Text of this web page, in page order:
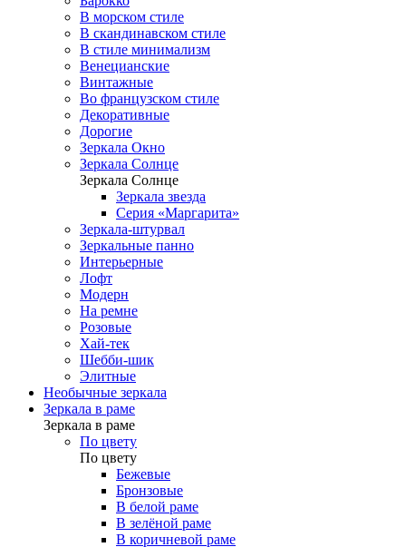
В морском стиле
В скандинавском стиле
В стиле минимализм
Венецианские
Винтажные
Во французском стиле
Декоративные
Дорогие
Зеркала Окно
Зеркала Солнце
Зеркала Солнце
Зеркала звезда
Серия «Маргарита»
Зеркала-штурвал
Зеркальные панно
Интерьерные
Лофт
Модерн
На ремне
Розовые
Хай-тек
Шебби-шик
Элитные
Необычные зеркала
Зеркала в раме
Зеркала в раме
По цвету
По цвету
Бежевые
Бронзовые
В белой раме
В зелёной раме
В коричневой раме